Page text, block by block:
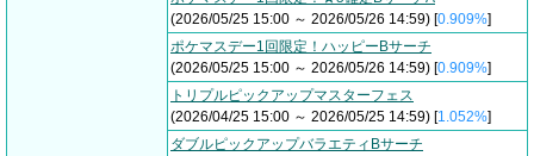
(2026/05/25 15:00 ～ 2026/05/26 14:59) [0.909%]
ポケマスデー1回限定！ハッピーBサーチ
(2026/05/25 15:00 ～ 2026/05/26 14:59) [0.909%]
トリプルピックアップマスターフェス
(2026/04/25 15:00 ～ 2026/05/25 14:59) [1.052%]
ダブルピックアップバラエティBサーチ